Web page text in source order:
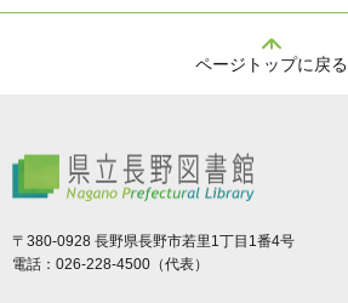
ページトップに戻る
県立長野図書館
〒380-0928 長野県長野市若里1丁目1番4号
電話：026-228-4500（代表）